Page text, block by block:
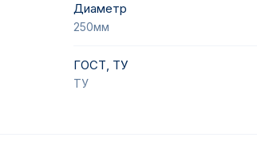
Диаметр
250мм
ГОСТ, ТУ
ТУ